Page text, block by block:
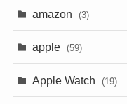
amazon (3)
apple (59)
Apple Watch (19)